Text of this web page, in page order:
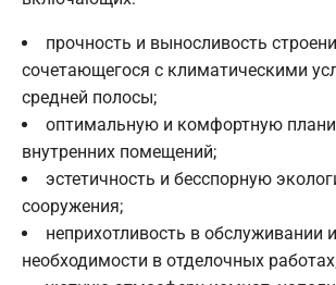
прочность и выносливость
сочетающегося с климатическими
средней полосы;
оптимальную и комфортную
внутренних помещений;
эстетичность и бесспорную
сооружения;
неприхотливость в обслуживании
необходимости в отделочных